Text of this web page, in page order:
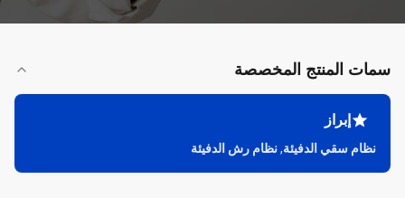
سمات المنتج المخصصة
إبراز
نظام سقي الدفيئة,نظام رش الدفيئة